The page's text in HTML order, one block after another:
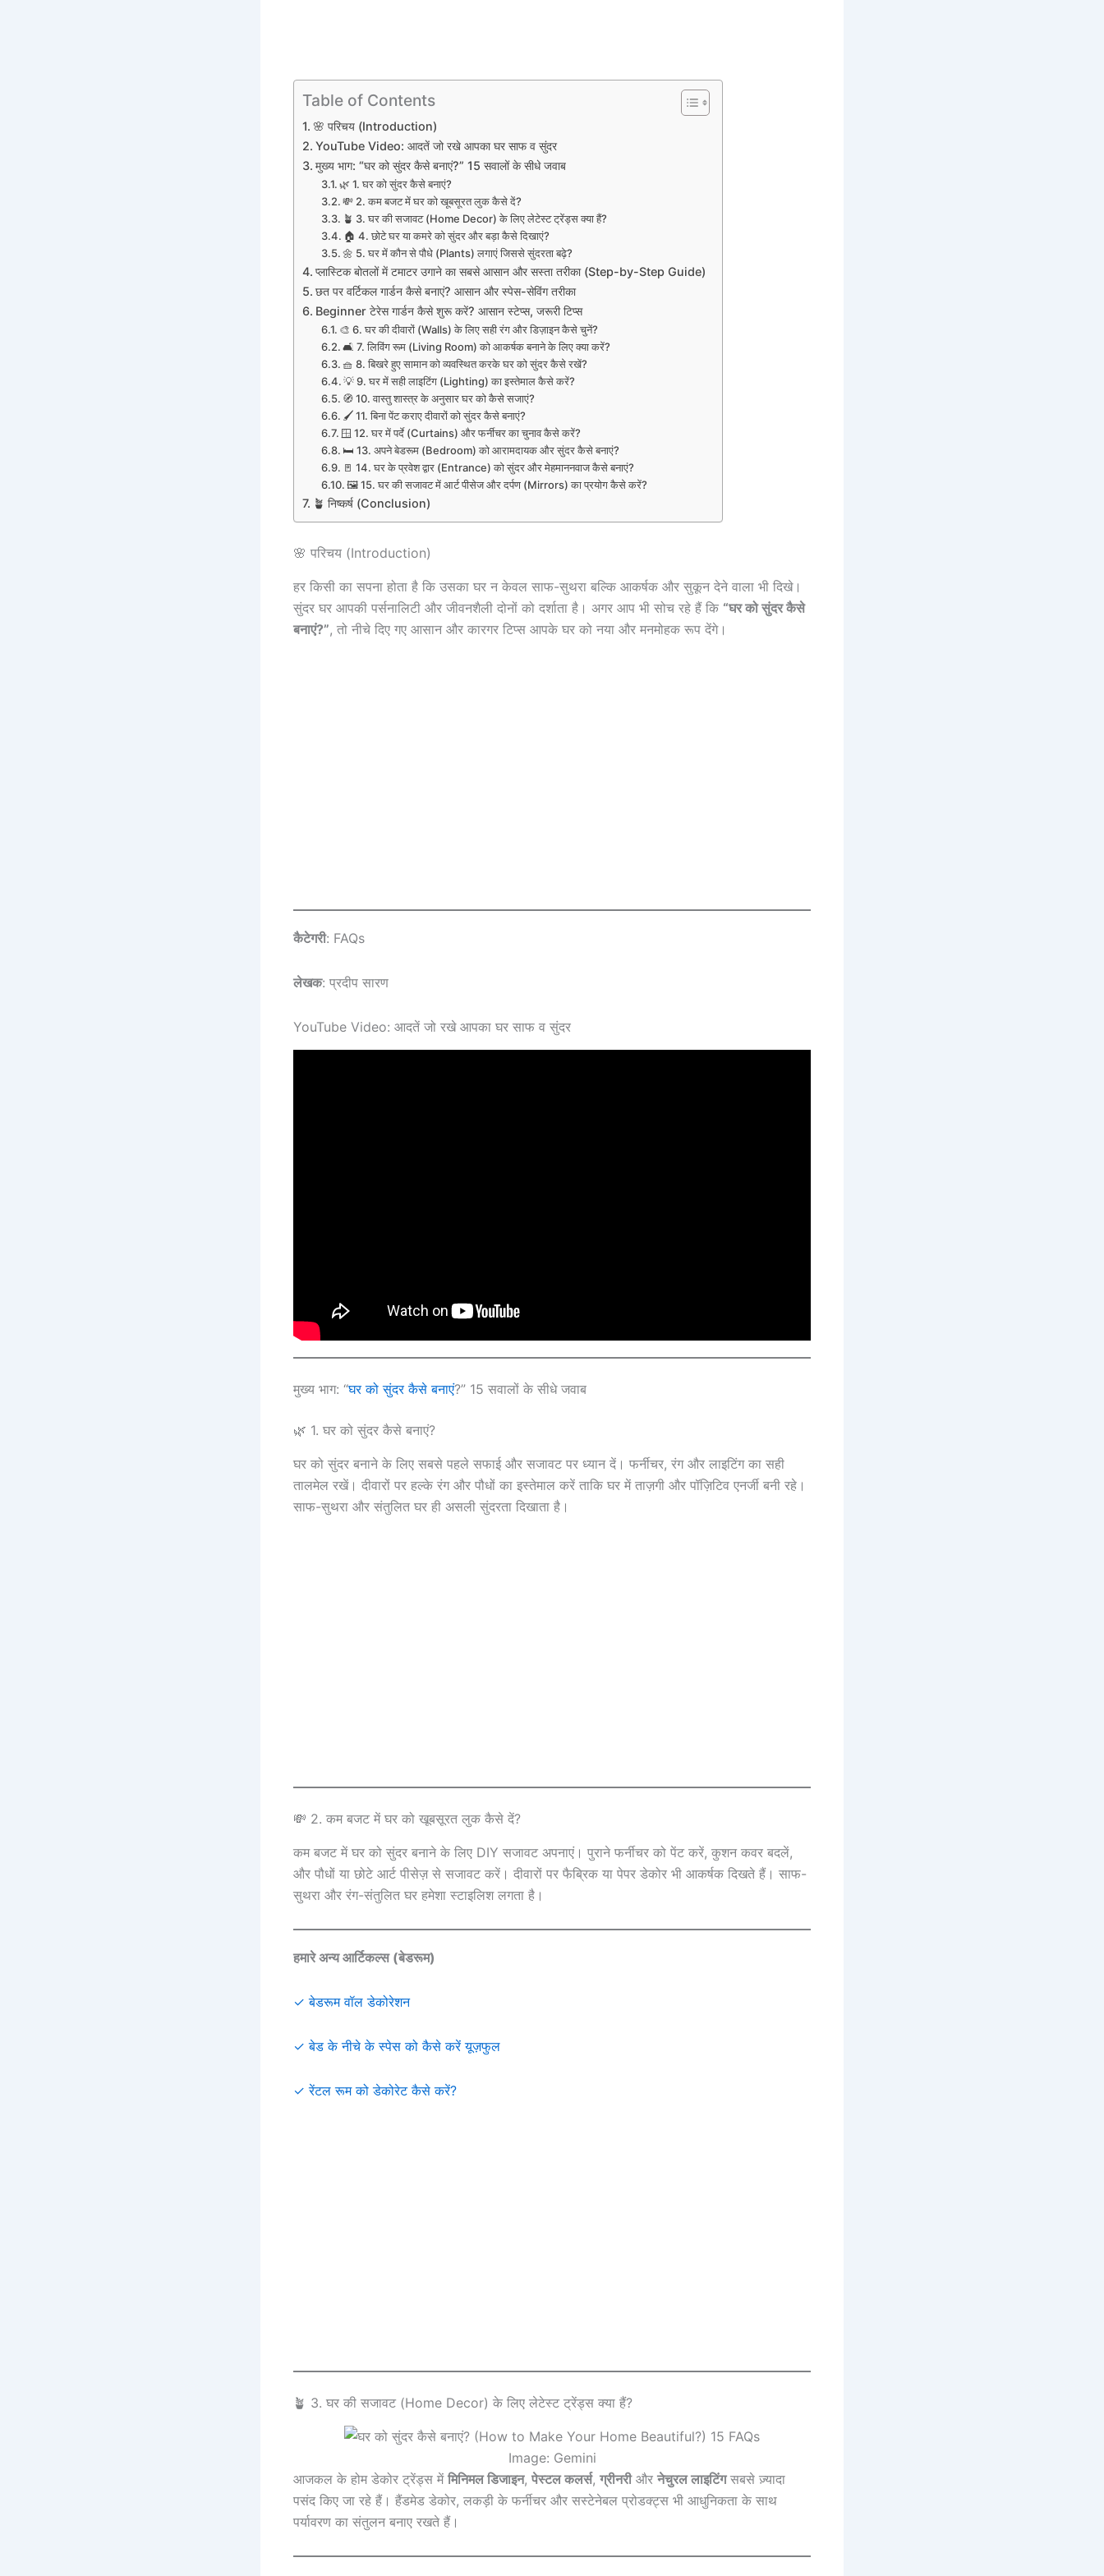
Table of Contents
🌸 परिचय (Introduction)
YouTube Video: आदतें जो रखे आपका घर साफ व सुंदर
मुख्य भाग: “घर को सुंदर कैसे बनाएं?” 15 सवालों के सीधे जवाब
🌿 1. घर को सुंदर कैसे बनाएं?
💸 2. कम बजट में घर को खूबसूरत लुक कैसे दें?
🪴 3. घर की सजावट (Home Decor) के लिए लेटेस्ट ट्रेंड्स क्या हैं?
🏠 4. छोटे घर या कमरे को सुंदर और बड़ा कैसे दिखाएं?
🌼 5. घर में कौन से पौधे (Plants) लगाएं जिससे सुंदरता बढ़े?
प्लास्टिक बोतलों में टमाटर उगाने का सबसे आसान और सस्ता तरीका (Step-by-Step Guide)
छत पर वर्टिकल गार्डन कैसे बनाएं? आसान और स्पेस-सेविंग तरीका
Beginner टेरेस गार्डन कैसे शुरू करें? आसान स्टेप्स, जरूरी टिप्स
🎨 6. घर की दीवारों (Walls) के लिए सही रंग और डिज़ाइन कैसे चुनें?
🛋️ 7. लिविंग रूम (Living Room) को आकर्षक बनाने के लिए क्या करें?
🧺 8. बिखरे हुए सामान को व्यवस्थित करके घर को सुंदर कैसे रखें?
💡 9. घर में सही लाइटिंग (Lighting) का इस्तेमाल कैसे करें?
🧭 10. वास्तु शास्त्र के अनुसार घर को कैसे सजाएं?
🖌️ 11. बिना पेंट कराए दीवारों को सुंदर कैसे बनाएं?
🪟 12. घर में पर्दे (Curtains) और फर्नीचर का चुनाव कैसे करें?
🛏️ 13. अपने बेडरूम (Bedroom) को आरामदायक और सुंदर कैसे बनाएं?
🚪 14. घर के प्रवेश द्वार (Entrance) को सुंदर और मेहमाननवाज कैसे बनाएं?
🖼️ 15. घर की सजावट में आर्ट पीसेज और दर्पण (Mirrors) का प्रयोग कैसे करें?
🪴 निष्कर्ष (Conclusion)
🌸 परिचय (Introduction)
हर किसी का सपना होता है कि उसका घर न केवल साफ-सुथरा बल्कि आकर्षक और सुकून देने वाला भी दिखे।
सुंदर घर आपकी पर्सनालिटी और जीवनशैली दोनों को दर्शाता है। अगर आप भी सोच रहे हैं कि “घर को सुंदर कैसे
बनाएं?”, तो नीचे दिए गए आसान और कारगर टिप्स आपके घर को नया और मनमोहक रूप देंगे।
कैटेगरी: FAQs
लेखक: प्रदीप सारण
YouTube Video: आदतें जो रखे आपका घर साफ व सुंदर
मुख्य भाग: “घर को सुंदर कैसे बनाएं?” 15 सवालों के सीधे जवाब
🌿 1. घर को सुंदर कैसे बनाएं?
घर को सुंदर बनाने के लिए सबसे पहले सफाई और सजावट पर ध्यान दें। फर्नीचर, रंग और लाइटिंग का सही
तालमेल रखें। दीवारों पर हल्के रंग और पौधों का इस्तेमाल करें ताकि घर में ताज़गी और पॉज़िटिव एनर्जी बनी रहे।
साफ-सुथरा और संतुलित घर ही असली सुंदरता दिखाता है।
💸 2. कम बजट में घर को खूबसूरत लुक कैसे दें?
कम बजट में घर को सुंदर बनाने के लिए DIY सजावट अपनाएं। पुराने फर्नीचर को पेंट करें, कुशन कवर बदलें,
और पौधों या छोटे आर्ट पीसेज़ से सजावट करें। दीवारों पर फैब्रिक या पेपर डेकोर भी आकर्षक दिखते हैं। साफ-
सुथरा और रंग-संतुलित घर हमेशा स्टाइलिश लगता है।
हमारे अन्य आर्टिकल्स (बेडरूम)
✓ बेडरूम वॉल डेकोरेशन
✓ बेड के नीचे के स्पेस को कैसे करें यूज़फुल
✓ रेंटल रूम को डेकोरेट कैसे करें?
🪴 3. घर की सजावट (Home Decor) के लिए लेटेस्ट ट्रेंड्स क्या हैं?
Image: Gemini
आजकल के होम डेकोर ट्रेंड्स में मिनिमल डिजाइन, पेस्टल कलर्स, ग्रीनरीऔर नेचुरल लाइटिंगसबसे ज़्यादा
पसंद किए जा रहे हैं। हैंडमेड डेकोर, लकड़ी के फर्नीचर और सस्टेनेबल प्रोडक्ट्स भी आधुनिकता के साथ
पर्यावरण का संतुलन बनाए रखते हैं।